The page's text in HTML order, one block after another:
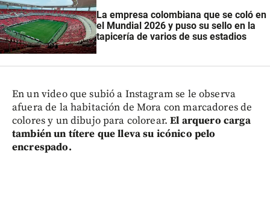
La empresa colombiana que se coló en
el Mundial 2026 y puso su sello en la
tapicería de varios de sus estadios
En un video que subió a Instagram se le observa
afuera de la habitación de Mora con marcadores de
colores y un dibujo para colorear. El arquero carga
también un títere que lleva su icónico pelo
encrespado.